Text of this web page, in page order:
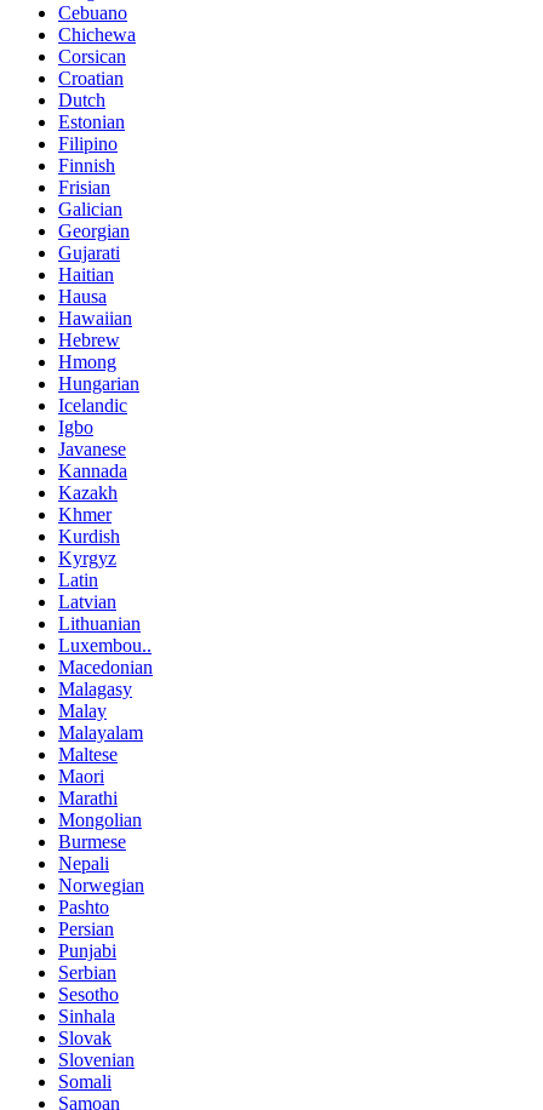
Cebuano
Chichewa
Corsican
Croatian
Dutch
Estonian
Filipino
Finnish
Frisian
Galician
Georgian
Gujarati
Haitian
Hausa
Hawaiian
Hebrew
Hmong
Hungarian
Icelandic
Igbo
Javanese
Kannada
Kazakh
Khmer
Kurdish
Kyrgyz
Latin
Latvian
Lithuanian
Luxembou..
Macedonian
Malagasy
Malay
Malayalam
Maltese
Maori
Marathi
Mongolian
Burmese
Nepali
Norwegian
Pashto
Persian
Punjabi
Serbian
Sesotho
Sinhala
Slovak
Slovenian
Somali
Samoan